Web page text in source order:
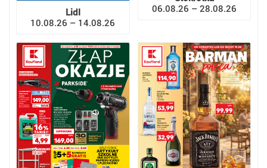
Lidl
10.08.26 – 14.08.26
06.08.26 – 28.08.26